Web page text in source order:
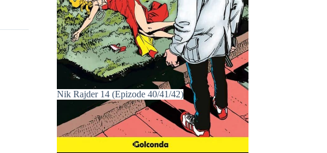
Nik Rajder 14 (Epizode 40/41/42)